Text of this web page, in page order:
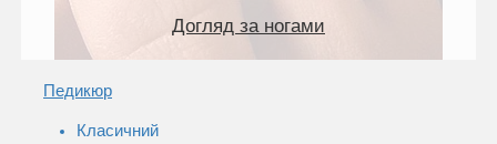
Догляд за ногами
Педикюр
Класичний